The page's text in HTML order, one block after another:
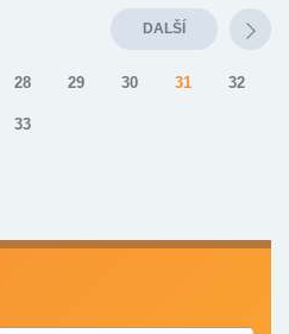
28 29 30 31 32
33
DALŠÍ